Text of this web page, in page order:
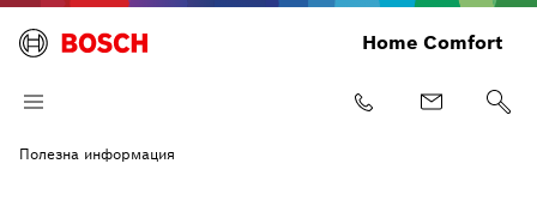
Home Comfort
Полезна информация